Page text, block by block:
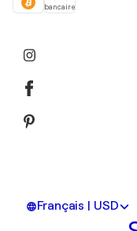
bancaire
Français | USD